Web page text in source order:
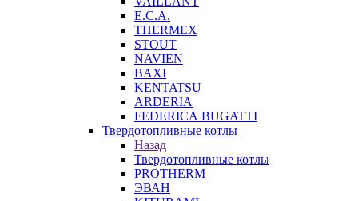
E.C.A.
THERMEX
STOUT
NAVIEN
BAXI
KENTATSU
ARDERIA
FEDERICА BUGATTI
Твердотопливные котлы
Назад
Твердотопливные котлы
PROTHERM
ЭВАН